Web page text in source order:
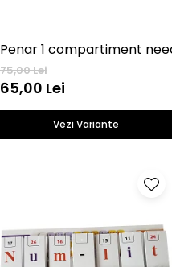
Butterfly Penar 1
75,00 Lei
65,00 Lei
Vezi Variante